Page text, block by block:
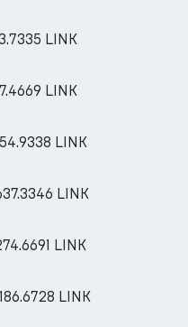
LINK
LINK
LINK
LINK
LINK
LINK